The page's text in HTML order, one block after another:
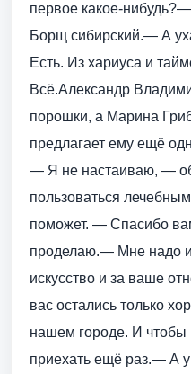
первое какое-
Борщ сибирский.— А
Есть. Из хариуса и
Всё.Александр
порошки, а Марина
предлагает ему ещё
— Я не настаиваю, —
пользоваться
поможет. — Спасибо
проделаю.— Мне надо
искусство и за ваше
вас остались только
нашем городе. И чтобы
приехать ещё раз.— А